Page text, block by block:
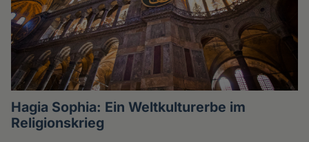
Hagia Sophia: Ein Weltkulturerbe im
Religionskrieg